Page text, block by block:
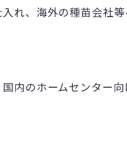
れ、海外の種苗会社等
内のホームセンター